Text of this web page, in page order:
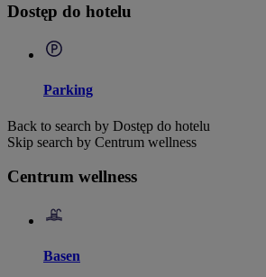
Dostęp do hotelu
Parking
Back to search by Dostęp do hotelu
Skip search by Centrum wellness
Centrum wellness
Basen